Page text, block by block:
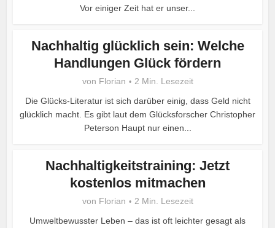
Vor einiger Zeit hat er unser...
Nachhaltig glücklich sein: Welche
Handlungen Glück fördern
von Florian
2 Min. Lesezeit
Die Glücks-Literatur ist sich darüber einig, dass Geld nicht
glücklich macht. Es gibt laut dem Glücksforscher Christopher
Peterson Haupt nur einen...
Nachhaltigkeitstraining: Jetzt
kostenlos mitmachen
von Florian
2 Min. Lesezeit
Umweltbewusster Leben – das ist oft leichter gesagt als